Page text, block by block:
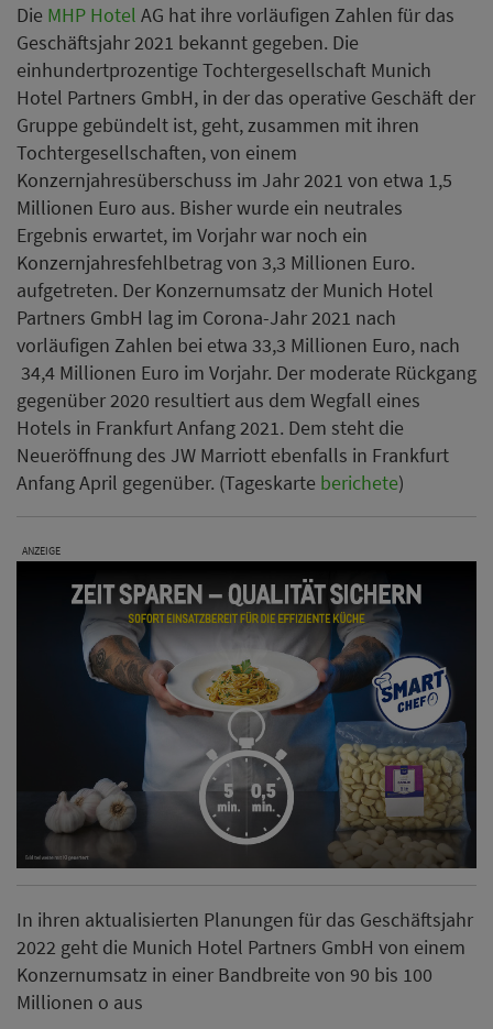
Die MHP Hotel AG hat ihre vorläufigen Zahlen für das
Geschäftsjahr 2021 bekannt gegeben. Die
einhundertprozentige Tochtergesellschaft Munich
Hotel Partners GmbH, in der das operative Geschäft der
Gruppe gebündelt ist, geht, zusammen mit ihren
Tochtergesellschaften, von einem
Konzernjahresüberschuss im Jahr 2021 von etwa 1,5
Millionen Euro aus. Bisher wurde ein neutrales
Ergebnis erwartet, im Vorjahr war noch ein
Konzernjahresfehlbetrag von 3,3 Millionen Euro.
aufgetreten. Der Konzernumsatz der Munich Hotel
Partners GmbH lag im Corona-Jahr 2021 nach
vorläufigen Zahlen bei etwa 33,3 Millionen Euro, nach
34,4 Millionen Euro im Vorjahr. Der moderate Rückgang
gegenüber 2020 resultiert aus dem Wegfall eines
Hotels in Frankfurt Anfang 2021. Dem steht die
Neueröffnung des JW Marriott ebenfalls in Frankfurt
Anfang April gegenüber. (Tageskarte berichete)
ANZEIGE
In ihren aktualisierten Planungen für das Geschäftsjahr
2022 geht die Munich Hotel Partners GmbH von einem
Konzernumsatz in einer Bandbreite von 90 bis 100
Millionen o aus